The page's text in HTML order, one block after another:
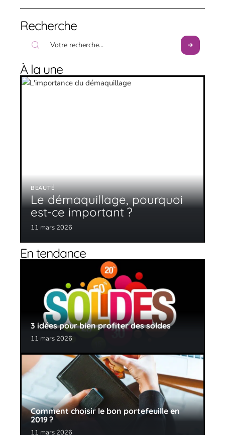
Recherche
À la une
BEAUTÉ
Le démaquillage, pourquoi
est-ce important ?
11 mars 2026
En tendance
3 idées pour bien profiter des soldes
11 mars 2026
Comment choisir le bon portefeuille en
2019 ?
11 mars 2026